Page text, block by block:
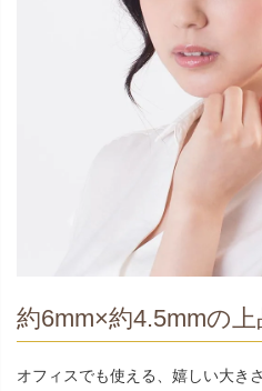
約6mm×約4.5mmの
オフィスでも使える、嬉しい大きさ